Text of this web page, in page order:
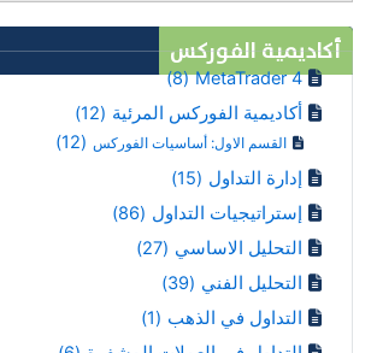
أكاديمية الفوركس
MetaTrader 4
(8)
أكاديمية الفوركس المرئية (12)
القسم الاول: أساسيات الفوركس (12)
إدارة التداول (15)
إستراتيجيات التداول (86)
التحليل الاساسي (27)
التحليل الفني (39)
التداول في الذهب (1)